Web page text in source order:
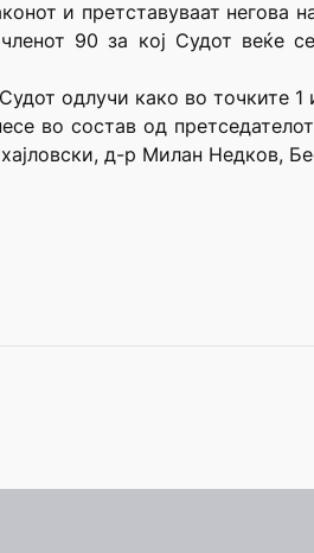
и претставуваат негова
членот 90 за кој Судот
одлучи како во точките
во состав од
д-р Милан Недков,